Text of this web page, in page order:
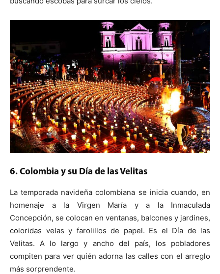
6. Colombia y su Día de las Velitas
La temporada navideña colombiana se inicia cuando, en
homenaje a la Virgen María y a la Inmaculada
Concepción, se colocan en ventanas, balcones y jardines,
coloridas velas y farolillos de papel. Es el Día de las
Velitas. A lo largo y ancho del país, los pobladores
compiten para ver quién adorna las calles con el arreglo
más sorprendente.